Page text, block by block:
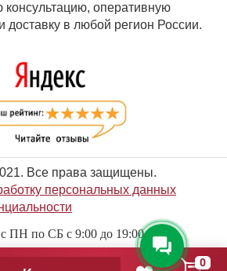
оперативную
доставку в любой регион России.
Все права защищены.
персональных данных
ПН по СБ с 9:00 до 19:00
0